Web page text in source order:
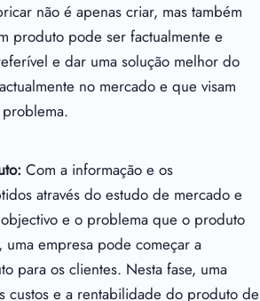
não é apenas criar, mas também
produto pode ser factualmente e
e dar uma solução melhor do
no mercado e que visam
Com a informação e os
através do estudo de mercado e
e o problema que o produto
empresa pode começar a
para os clientes. Nesta fase, uma
custos e a rentabilidade do produto de